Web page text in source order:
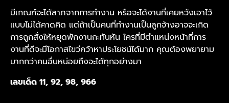
มีเกณฑ์จะได้ลาภจากการทำงาน หรือจะได้งานที่เคยหวังเอาไว้
แบบไม่ได้คาดคิด แต่ถ้าเป็นคนที่ทำงานเป็นลูกจ้างอาจจะเกิด
การถูกสั่งให้หยุดพักงานกะทันหัน ใครที่มีตำแหน่งหน้าที่การ
งานที่ดีจะมีโอกาสไขว่คว้าหาประโยชน์ได้มาก คุณต้องพยายาม
มากกว่าคนอื่นหน่อยถึงจะได้ทุกอย่างมา
เลขเด็ด 11, 92, 98, 966